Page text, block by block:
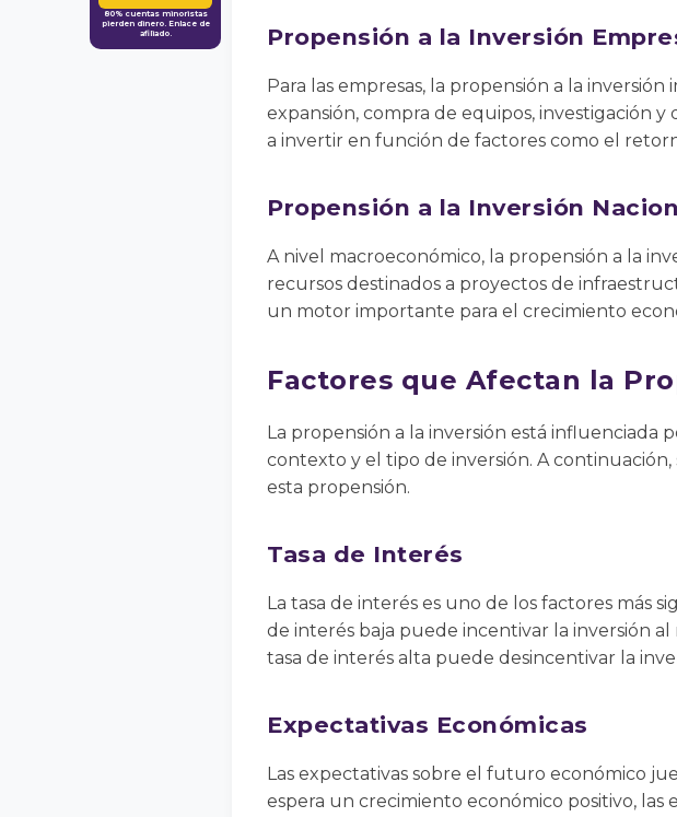
80% cuentas minoristas
pierden dinero. Enlace de
afiliado.
Propensión a la Inversión
Para las empresas, la propensión a la
expansión, compra de equipos, investigación
a invertir en función de factores como el
Propensión a la Inversión
A nivel macroeconómico, la propensión a la
recursos destinados a proyectos de
un motor importante para el crecimiento
Factores que Afectan la
La propensión a la inversión está
contexto y el tipo de inversión. A
esta propensión.
Tasa de Interés
La tasa de interés es uno de los factores más
de interés baja puede incentivar la inversión
tasa de interés alta puede desincentivar la
Expectativas Económicas
Las expectativas sobre el futuro económico
espera un crecimiento económico positivo, las